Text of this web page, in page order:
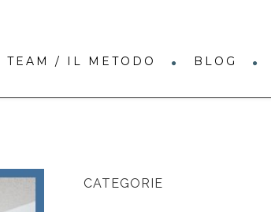
TEAM / IL METODO BLOG
CATEGORIE